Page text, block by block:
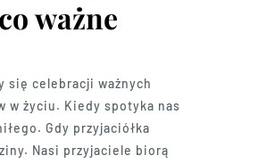
co ważne
się celebracji ważnych
w życiu. Kiedy spotyka nas
Gdy przyjaciółka
Nasi przyjaciele biorą